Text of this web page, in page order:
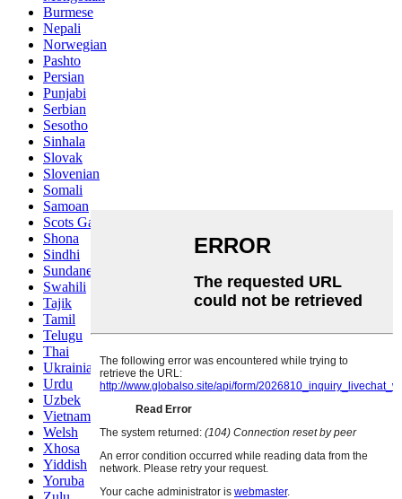
Burmese
Nepali
Norwegian
Pashto
Persian
Punjabi
Serbian
Sesotho
Sinhala
Slovak
Slovenian
Somali
Samoan
Scots Gaelic
Shona
Sindhi
Sundanese
Swahili
Tajik
Tamil
Telugu
Thai
Ukrainian
Urdu
Uzbek
Vietnamese
Welsh
Xhosa
Yiddish
Yoruba